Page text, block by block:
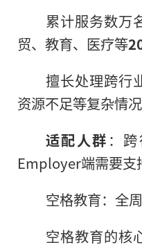
累计服务数万
贸、教育、医疗等
擅长处理跨行
资源不足等复杂情况
适配人群 ：
Employer端需要支
空格教育：全
空格教育的核